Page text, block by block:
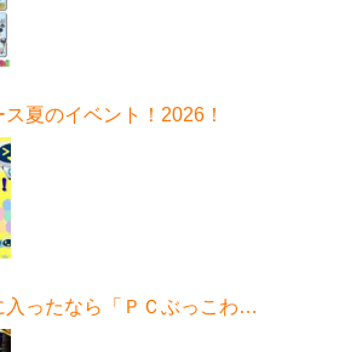
夏のイベント！2026！
入ったなら「ＰＣぶっこわ
！